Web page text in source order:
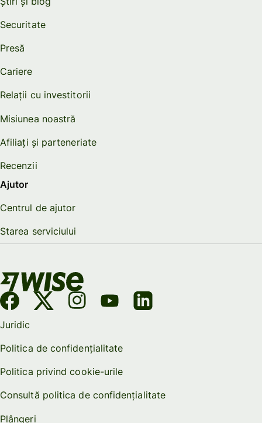
Securitate
Presă
Cariere
Relații cu investitorii
Misiunea noastră
Afiliați și parteneriate
Recenzii
Ajutor
Centrul de ajutor
Starea serviciului
Juridic
Politica de confidențialitate
Politica privind cookie-urile
Consultă politica de confidențialitate
Plângeri